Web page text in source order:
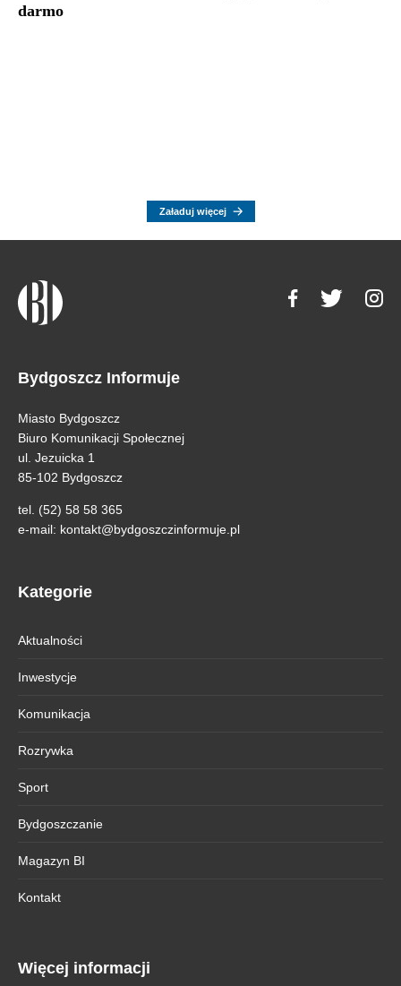
darmo
Załaduj więcej
Bydgoszcz Informuje
Miasto Bydgoszcz
Biuro Komunikacji Społecznej
ul. Jezuicka 1
85-102 Bydgoszcz
tel. (52) 58 58 365
e-mail: kontakt@bydgoszczinformuje.pl
Kategorie
Aktualności
Inwestycje
Komunikacja
Rozrywka
Sport
Bydgoszczanie
Magazyn BI
Kontakt
Więcej informacji